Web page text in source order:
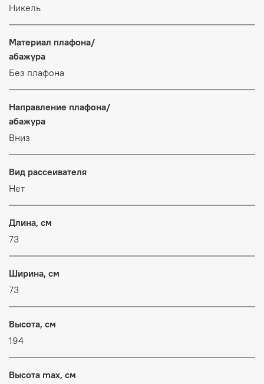
Никель
Материал плафона/
абажура
Без плафона
Направление плафона/
абажура
Вниз
Вид рассеивателя
Нет
Длина, см
73
Ширина, см
73
Высота, см
194
Высота max, см